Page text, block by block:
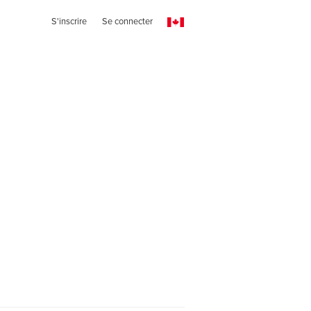
S'inscrire Se connecter